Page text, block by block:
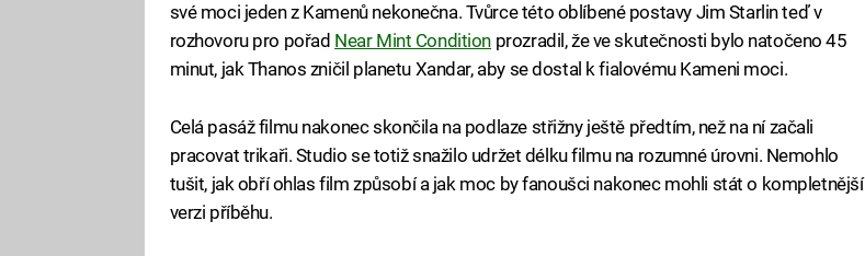
své moci jeden z Kamenů nekonečna. Tvůrce této oblíbené postavy Jim Starlin teď v
rozhovoru pro pořad Near Mint Condition prozradil, že ve skutečnosti bylo natočeno 45
minut, jak Thanos zničil planetu Xandar, aby se dostal k fialovému Kameni moci.
Celá pasáž filmu nakonec skončila na podlaze střižny ještě předtím, než na ní začali
pracovat trikaři. Studio se totiž snažilo udržet délku filmu na rozumné úrovni. Nemohlo
tušit, jak obří ohlas film způsobí a jak moc by fanoušci nakonec mohli stát o kompletnější
verzi příběhu.